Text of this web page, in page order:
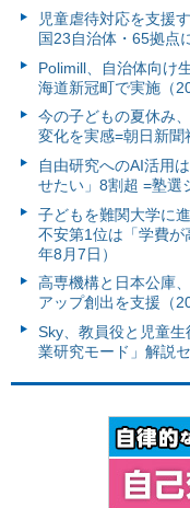
児童虐待対応を支援
国23自治体・65拠点
Polimill、自治体向け
海道新冠町で実施（
今の子どもの夏休み
変化を実感=朝日新聞
自由研究へのAI活用
せたい」8割超 =塾選
子どもを難関大学に
不安第1位は「学費
年8月7日）
高専機構と日本公庫
アップ創出を支援（
Sky、教員役と児童
業研究モード」解説